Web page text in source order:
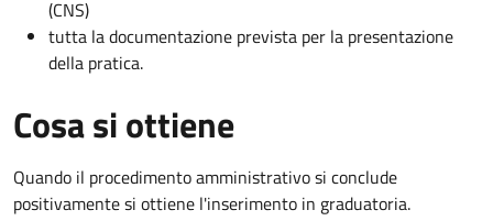
(CNS)
tutta la documentazione prevista per la presentazione
della pratica.
Cosa si ottiene
Quando il procedimento amministrativo si conclude
positivamente si ottiene l'inserimento in graduatoria.